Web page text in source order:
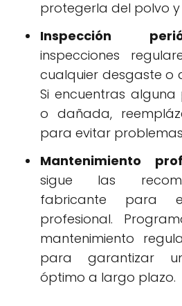
protegerla del polvo
Inspección
inspecciones
cualquier desgaste o
Si encuentras
o dañada,
para evitar
Mantenimiento
sigue las
fabricante para
profesional.
mantenimiento
para garantizar
óptimo a largo plazo.